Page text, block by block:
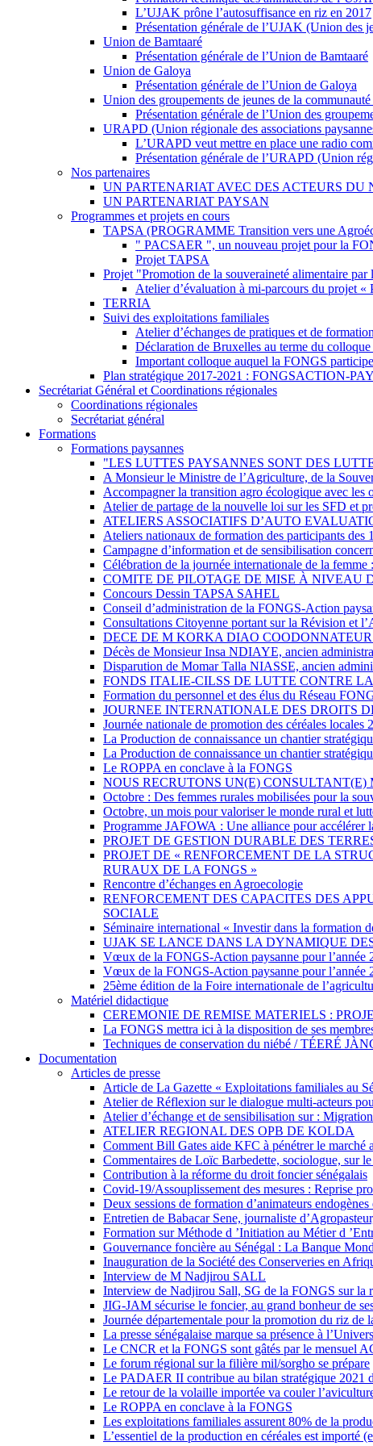
L’UJAK prône l’autosuffisance en riz en 2017
Présentation générale de l’UJAK (Union des
Union de Bamtaaré
Présentation générale de l’Union de Bamtaaré
Union de Galoya
Présentation générale de l’Union de Galoya
Union des groupements de jeunes de la
Présentation générale de l’Union des
URAPD (Union régionale des associations
L’URAPD veut mettre en place une radio
Présentation générale de l’URAPD (Union
Nos partenaires
UN PARTENARIAT AVEC DES ACTEURS DU
UN PARTENARIAT PAYSAN
Programmes et projets en cours
TAPSA (PROGRAMME Transition vers une
" PACSAER ", un nouveau projet pour la
Projet TAPSA
Projet "Promotion de la souveraineté alimentaire par
Atelier d’évaluation à mi-parcours du projet «
TERRIA
Suivi des exploitations familiales
Atelier d’échanges de pratiques et de
Déclaration de Bruxelles au terme du
Important colloque auquel la FONGS
Plan stratégique 2017-2021 : FONGSACTION-
Secrétariat Général et Coordinations régionales
Coordinations régionales
Secrétariat général
Formations
Formations paysannes
"LES LUTTES PAYSANNES SONT DES
A Monsieur le Ministre de l’Agriculture, de la
Accompagner la transition agro écologique avec les
Atelier de partage de la nouvelle loi sur les SFD et
ATELIERS ASSOCIATIFS D’AUTO
Ateliers nationaux de formation des participants
Campagne d’information et de sensibilisation
Célébration de la journée internationale de la
COMITE DE PILOTAGE DE MISE À NIVEAU
Concours Dessin TAPSA SAHEL
Conseil d’administration de la FONGS-Action
Consultations Citoyenne portant sur la Révision et
DECE DE M KORKA DIAO
Décès de Monsieur Insa NDIAYE, ancien
Disparution de Momar Talla NIASSE, ancien
FONDS ITALIE-CILSS DE LUTTE CONTRE
Formation du personnel et des élus du Réseau
JOURNEE INTERNATIONALE DES DROITS
Journée nationale de promotion des céréales locales
La Production de connaissance un chantier
La Production de connaissance un chantier
Le ROPPA en conclave à la FONGS
NOUS RECRUTONS UN(E)
Octobre : Des femmes rurales mobilisées pour la
Octobre, un mois pour valoriser le monde rural et
Programme JAFOWA : Une alliance pour accélérer
PROJET DE GESTION DURABLE DES
PROJET DE « RENFORCEMENT DE LA
RURAUX DE LA FONGS »
Rencontre d’échanges en Agroecologie
RENFORCEMENT DES CAPACITES DES
SOCIALE
Séminaire international « Investir dans la formation
UJAK SE LANCE DANS LA DYNAMIQUE
Vœux de la FONGS-Action paysanne pour l’année
Vœux de la FONGS-Action paysanne pour l’année
25ème édition de la Foire internationale de
Matériel didactique
CEREMONIE DE REMISE MATERIELS :
La FONGS mettra ici à la disposition de ses
Techniques de conservation du niébé / TÉERÉ
Documentation
Articles de presse
Article de La Gazette « Exploitations familiales au
Atelier de Réflexion sur le dialogue multi-acteurs
Atelier d’échange et de sensibilisation sur :
ATELIER REGIONAL DES OPB DE KOLDA
Comment Bill Gates aide KFC à pénétrer le marché
Commentaires de Loïc Barbedette, sociologue, sur
Contribution à la réforme du droit foncier sénégalais
Covid-19/Assouplissement des mesures : Reprise
Deux sessions de formation d’animateurs
Entretien de Babacar Sene, journaliste
Formation sur Méthode d ’Initiation au Métier d
Gouvernance foncière au Sénégal : La Banque
Inauguration de la Société des Conserveries en
Interview de M Nadjirou SALL
Interview de Nadjirou Sall, SG de la FONGS sur la
JIG-JAM sécurise le foncier, au grand bonheur de
Journée départementale pour la promotion du riz de
La presse sénégalaise marque sa présence à
Le CNCR et la FONGS sont gâtés par le mensuel
Le forum régional sur la filière mil/sorgho se prépare
Le PADAER II contribue au bilan stratégique 2021
Le retour de la volaille importée va couler
Le ROPPA en conclave à la FONGS
Les exploitations familiales assurent 80% de la
L’essentiel de la production en céréales est importé